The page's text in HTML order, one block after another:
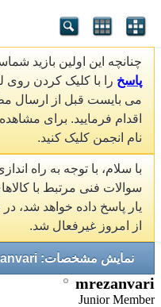
چنانچه این اولین بازید
پاسخ را با کلیک کردن روی
می بایست قبل از ارسال
اقدام فرمایید. برای
نام انجمن کلیک کنید.
با سلام، با توجه به راه
سوالات فنی مرتبط با
یار پاسخ داده خواهد شد،
از امروز غیرفعال شد.
نمایش مشخصات: mrezanvari
mrezanvari
Junior Member